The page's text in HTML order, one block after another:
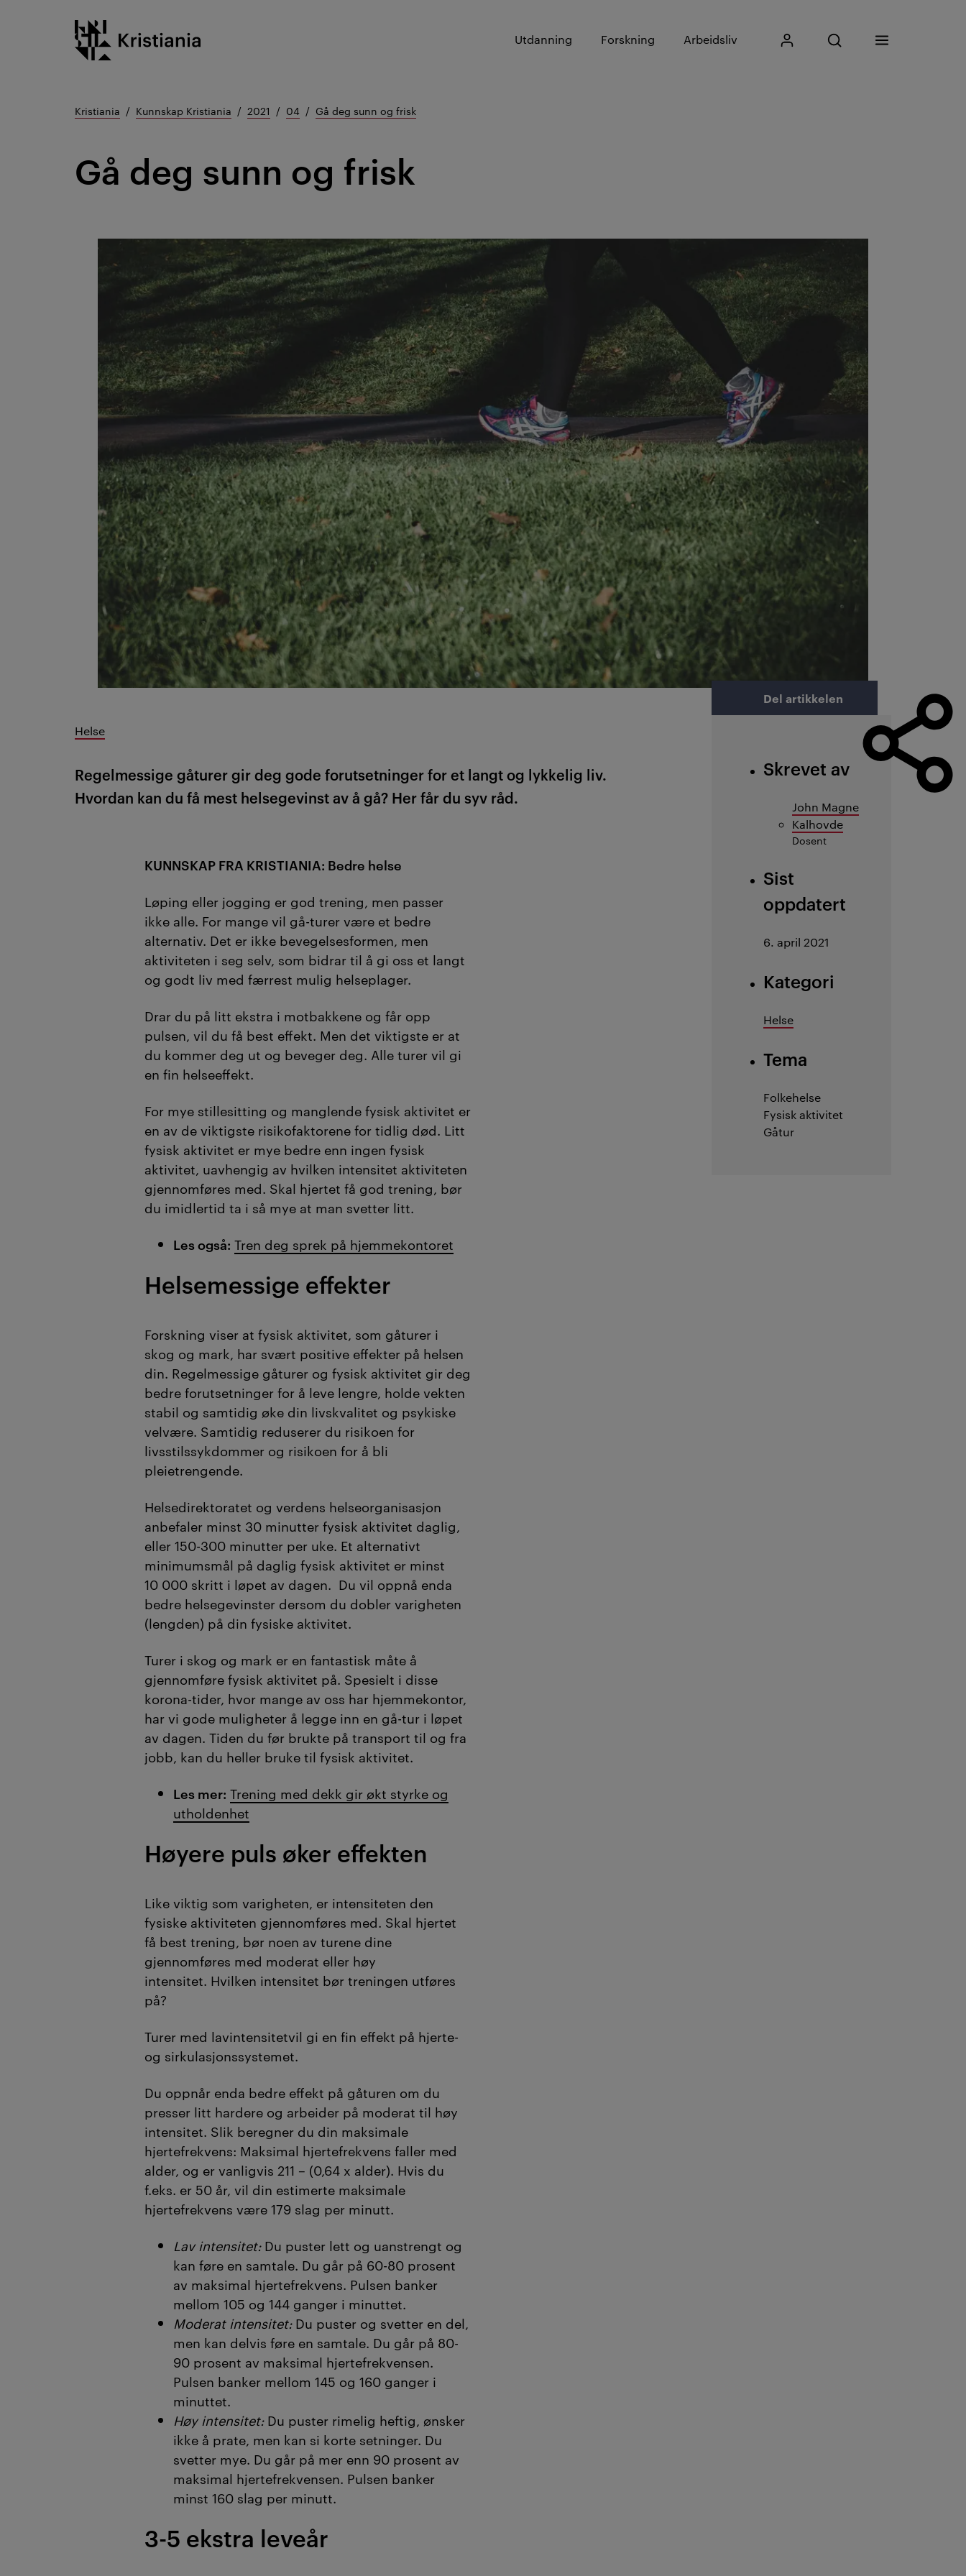
Kristiania logo
Utdanning Forskning Arbeidsliv Mitt KristianiaÅpne søk
Skriv inn søkefrase
Søk
Meny
Kristiania Kunnskap Kristiania 2021 04 Gå deg sunn og frisk
Gå deg sunn og frisk
Del artikkelen
Skrevet av
John Magne
Kalhovde
Dosent
Sist
oppdatert
6. april 2021
Kategori
Helse
Tema
Folkehelse
Fysisk aktivitet
Gåtur
Helse
Regelmessige gåturer gir deg gode forutsetninger for et langt og lykkelig liv.
Hvordan kan du få mest helsegevinst av å gå? Her får du syv råd.
KUNNSKAP FRA KRISTIANIA: Bedre helse
Løping eller jogging er god trening, men passer
ikke alle. For mange vil gå-turer være et bedre
alternativ. Det er ikke bevegelsesformen, men
aktiviteten i seg selv, som bidrar til å gi oss et langt
og godt liv med færrest mulig helseplager.
Drar du på litt ekstra i motbakkene og får opp
pulsen, vil du få best effekt. Men det viktigste er at
du kommer deg ut og beveger deg. Alle turer vil gi
en fin helseeffekt.
For mye stillesitting og manglende fysisk aktivitet er
en av de viktigste risikofaktorene for tidlig død. Litt
fysisk aktivitet er mye bedre enn ingen fysisk
aktivitet, uavhengig av hvilken intensitet aktiviteten
gjennomføres med. Skal hjertet få god trening, bør
du imidlertid ta i så mye at man svetter litt.
Les også: Tren deg sprek på hjemmekontoret
Helsemessige effekter
Forskning viser at fysisk aktivitet, som gåturer i
skog og mark, har svært positive effekter på helsen
din. Regelmessige gåturer og fysisk aktivitet gir deg
bedre forutsetninger for å leve lengre, holde vekten
stabil og samtidig øke din livskvalitet og psykiske
velvære. Samtidig reduserer du risikoen for
livsstilssykdommer og risikoen for å bli
pleietrengende.
Helsedirektoratet og verdens helseorganisasjon
anbefaler minst 30 minutter fysisk aktivitet daglig,
eller 150-300 minutter per uke. Et alternativt
minimumsmål på daglig fysisk aktivitet er minst
10 000 skritt i løpet av dagen. Du vil oppnå enda
bedre helsegevinster dersom du dobler varigheten
(lengden) på din fysiske aktivitet.
Turer i skog og mark er en fantastisk måte å
gjennomføre fysisk aktivitet på. Spesielt i disse
korona-tider, hvor mange av oss har hjemmekontor,
har vi gode muligheter å legge inn en gå-tur i løpet
av dagen. Tiden du før brukte på transport til og fra
jobb, kan du heller bruke til fysisk aktivitet.
Les mer: Trening med dekk gir økt styrke og
utholdenhet
Høyere puls øker effekten
Like viktig som varigheten, er intensiteten den
fysiske aktiviteten gjennomføres med. Skal hjertet
få best trening, bør noen av turene dine
gjennomføres med moderat eller høy
intensitet. Hvilken intensitet bør treningen utføres
på?
Turer med lavintensitetvil gi en fin effekt på hjerte-
og sirkulasjonssystemet.
Du oppnår enda bedre effekt på gåturen om du
presser litt hardere og arbeider på moderat til høy
intensitet. Slik beregner du din maksimale
hjertefrekvens: Maksimal hjertefrekvens faller med
alder, og er vanligvis 211 – (0,64 x alder). Hvis du
f.eks. er 50 år, vil din estimerte maksimale
hjertefrekvens være 179 slag per minutt.
Lav intensitet:Du puster lett og uanstrengt og
kan føre en samtale. Du går på 60-80 prosent
av maksimal hjertefrekvens. Pulsen banker
mellom 105 og 144 ganger i minuttet.
Moderat intensitet:Du puster og svetter en del,
men kan delvis føre en samtale. Du går på 80-
90 prosent av maksimal hjertefrekvensen.
Pulsen banker mellom 145 og 160 ganger i
minuttet.
Høy intensitet: Du puster rimelig heftig, ønsker
ikke å prate, men kan si korte setninger. Du
svetter mye. Du går på mer enn 90 prosent av
maksimal hjertefrekvensen. Pulsen banker
minst 160 slag per minutt.
3-5 ekstra leveår